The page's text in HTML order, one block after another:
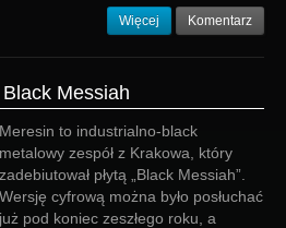
Więcej Komentarz
Messiah
Meresin to industrialno-black
metalowy zespół z Krakowa, który
zadebiutował płytą „Black Messiah”.
Wersję cyfrową można było posłuchać
już pod koniec zeszłego roku, a